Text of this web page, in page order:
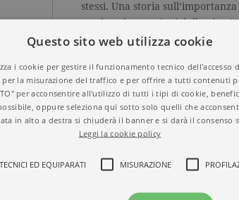
stessi. Una storia
perdere le occasioni della vita.
sincera scava dentro anche se
SFOGLIA LE PRIME PAGINE
Questo sito web utilizza cookie
i cookie per gestire il funzionamento tecnico dell'accesso
per la misurazione del traffico e per offrire a tutti contenuti
per acconsentire all'utilizzo di tutti i tipi di cookie,
oppure seleziona qui sotto solo quelli che
in alto a destra si chiuderà il banner e si darà il consenso
Leggi la cookie policy
TECNICI ED EQUIPARATI MISURAZIONE